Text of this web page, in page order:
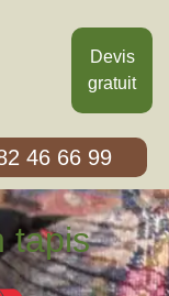
Devis
gratuit
46 66 99
tapis